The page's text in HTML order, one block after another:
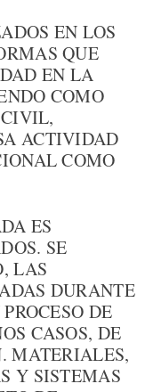
EN LOS
QUE
EN LA
COMO
ACTIVIDAD
COMO
ES
SE
LAS
DURANTE
DE
CASOS, DE
MATERIALES,
Y SISTEMAS